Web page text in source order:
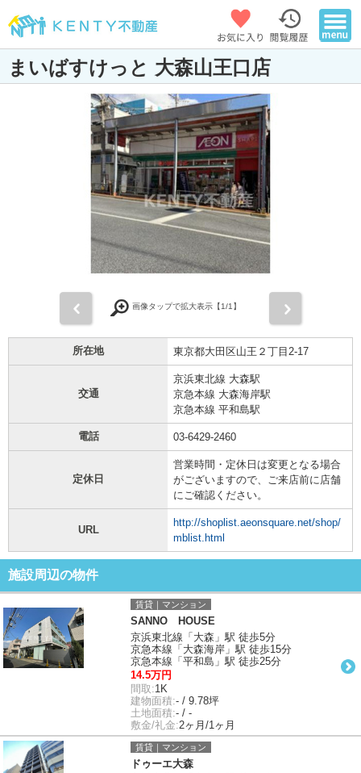
まいばすけっと 大森山王口店
画像タップで拡大表示【1/1】
所在地 東京都大田区山王２丁目2-17
交通
京浜東北線 大森駅
京急本線 大森海岸駅
京急本線 平和島駅
電話 03-6429-2460
定休日
営業時間・定休日は変更となる場合
がございますので、ご来店前に店舗
にご確認ください。
URL
http://shoplist.aeonsquare.net/shop/
mblist.html
施設周辺の物件
賃貸｜マンション
SANNO HOUSE
京浜東北線「大森」駅 徒歩5分
京急本線「大森海岸」駅 徒歩15分
京急本線「平和島」駅 徒歩25分
14.5万円
間取:1K
建物面積:- / 9.78坪
土地面積:- / -
敷金/礼金:2ヶ月/1ヶ月
賃貸｜マンション
ドゥーエ大森